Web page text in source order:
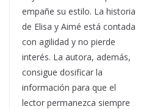
empañe su estilo. La historia
de Elisa y Aimé está contada
con agilidad y no pierde
interés. La autora, además,
consigue dosificar la
información para que el
lector permanezca siempre